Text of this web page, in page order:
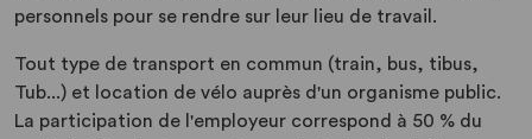
personnels pour se rendre sur leur lieu de travail.
Tout type de transport en commun (train, bus, tibus,
Tub...) et location de vélo auprès d'un organisme public.
La participation de l'employeur correspond à 50 % du